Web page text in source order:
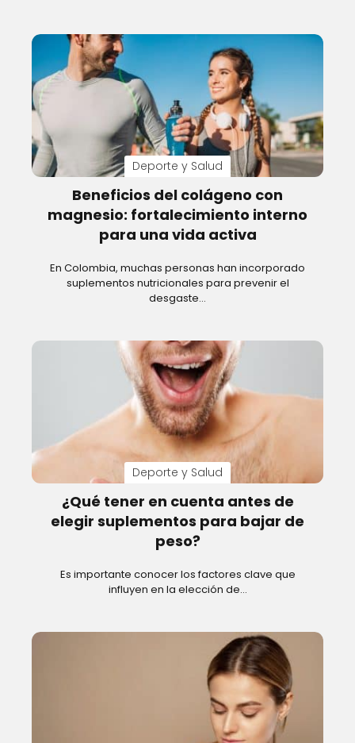
Deporte y Salud
Beneficios del colágeno con
magnesio: fortalecimiento interno
para una vida activa
En Colombia, muchas personas han incorporado
suplementos nutricionales para prevenir el
desgaste…
Deporte y Salud
¿Qué tener en cuenta antes de
elegir suplementos para bajar de
peso?
Es importante conocer los factores clave que
influyen en la elección de…